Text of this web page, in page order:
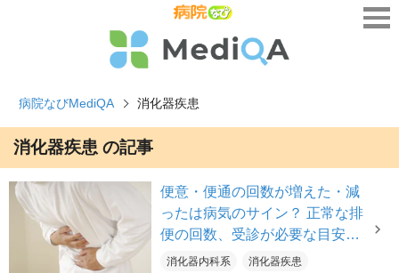
病院なびMediQA 消化器疾患
消化器疾患 の記事
便意・便通の回数が増えた・減
ったは病気のサイン？ 正常な排
便の回数、受診が必要な目安と
は【医師解説】
消化器内科系 消化器疾患